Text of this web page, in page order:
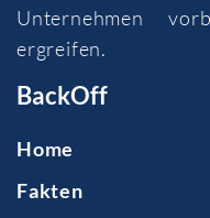
Unternehmen
ergreifen.
BackOff
Home
Fakten